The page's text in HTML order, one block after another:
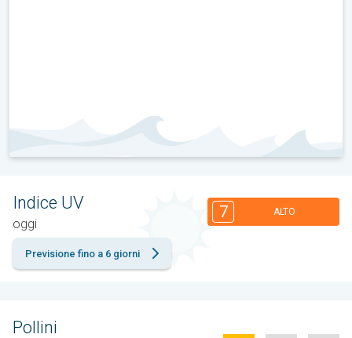
Indice UV
oggi
7 ALTO
Previsione fino a 6 giorni
Pollini